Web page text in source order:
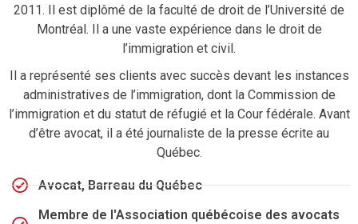
2011. Il est diplômé de la faculté de droit de l’Université de
Montréal. Il a une vaste expérience dans le droit de
l’immigration et civil.
Il a représenté ses clients avec succès devant les instances
administratives de l’immigration, dont la Commission de
l’immigration et du statut de réfugié et la Cour fédérale. Avant
d’être avocat, il a été journaliste de la presse écrite au
Québec.
Avocat, Barreau du Québec
Membre de l'Association québécoise des avocats